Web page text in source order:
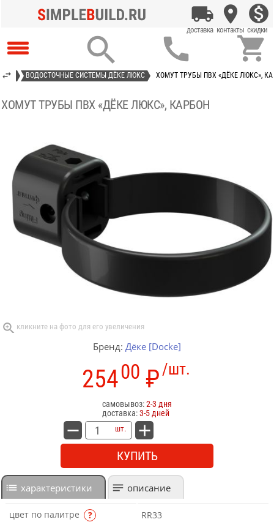
  
ВОДОСТОЧНЫЕ СИСТЕМЫ ДЁКЕ ЛЮКС ХОМУТ ТРУБЫ ПВХ «ДЁКЕ ЛЮКС»,
ХОМУТ ТРУБЫ ПВХ «ДЁКЕ ЛЮКС», КАРБОН
Бренд: Дёке [Docke]
/шт.
25400 ₽
самовывоз:2-3 дня
доставка:3-5 дней
шт.
КУПИТЬ
характеристики описание
цвет по палитре ? RR33